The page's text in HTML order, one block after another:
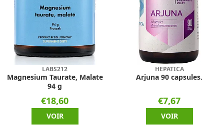
LABS212
Magnesium Taurate, Malate
94 g
€18,60
VOIR
HEPATICA
Arjuna 90 capsules.
€7,67
VOIR